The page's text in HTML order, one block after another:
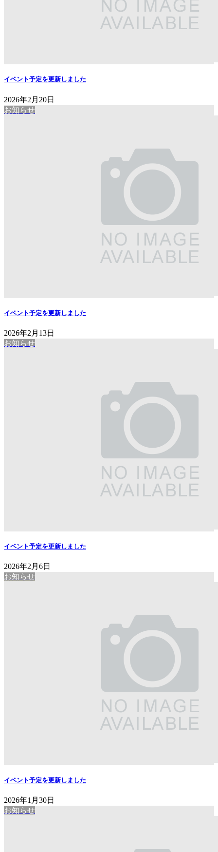
イベント予定を更新しました
2026年2月20日
お知らせ
イベント予定を更新しました
2026年2月13日
お知らせ
イベント予定を更新しました
2026年2月6日
お知らせ
イベント予定を更新しました
2026年1月30日
お知らせ